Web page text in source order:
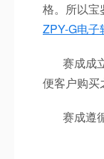
格。所以宝
ZPY-G电子
赛成成立
便客户购买
赛成遵循